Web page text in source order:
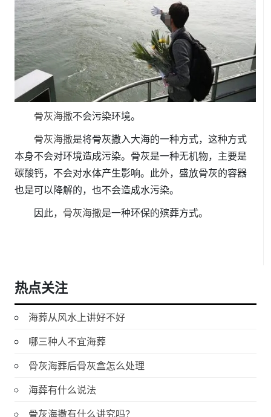
骨灰海撒不会污染环境。
骨灰海撒是将骨灰撒入大海的一种方式，这种方式
本身不会对环境造成污染。骨灰是一种无机物，主要是
碳酸钙，不会对水体产生影响。此外，盛放骨灰的容器
也是可以降解的，也不会造成水污染。
因此， 骨灰海撒是一种环保的殡葬方式。
热点关注
海葬从风水上讲好不好
哪三种人不宜海葬
骨灰海葬后骨灰盒怎么处理
海葬有什么说法
骨灰海撒有什么讲究吗？